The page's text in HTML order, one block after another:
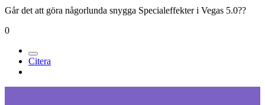
Går det att göra någorlunda snygga Specialeffekter i Vegas 5.0??
0
Citera